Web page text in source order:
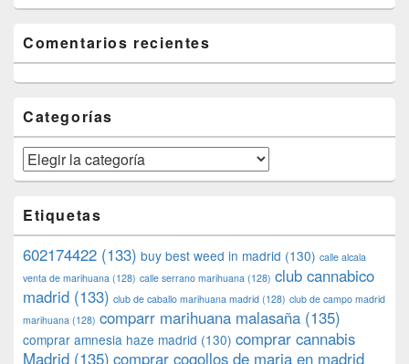
Comentarios recientes
Categorías
Categorías
Etiquetas
602174422 (133) buy best weed in madrid (130) calle alcala
venta de marihuana (128) calle serrano marihuana (128) club cannabico
madrid (133) club de caballo marihuana madrid (128) club de campo madrid
marihuana (128) comparr marihuana malasaña (135)
comprar amnesia haze madrid (130) comprar cannabis
Madrid (135) comprar cogollos de maria en madrid